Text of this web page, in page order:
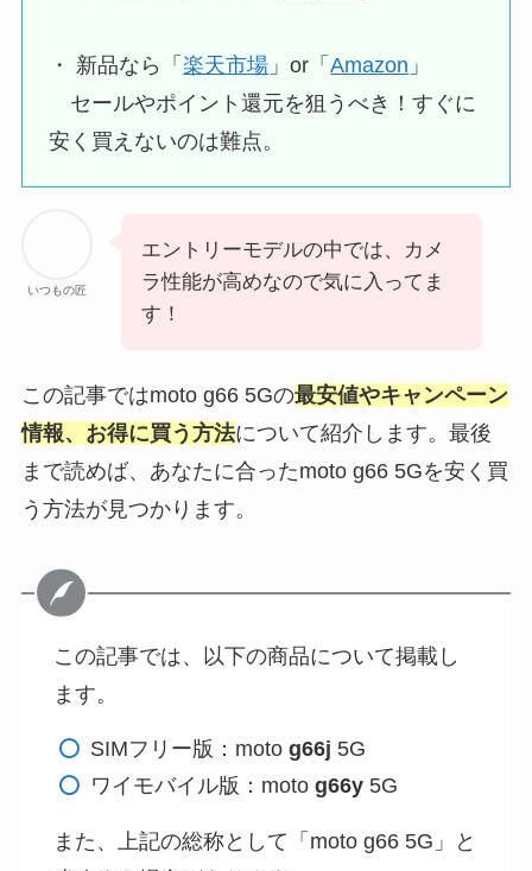
・ 新品なら「楽天市場 」or「Amazon 」
セールやポイント還元を狙うべき！すぐに
安く買えないのは難点。
いつもの匠
エントリーモデルの中では、カメ
ラ性能が高めなので気に入ってま
す！
この記事ではmoto g66 5Gの最安値やキャンペーン
情報、お得に買う方法について紹介します。最後
まで読めば、あなたに合ったmoto g66 5Gを安く買
う方法が見つかります。
この記事では、以下の商品について掲載し
ます。
SIMフリー版：motog66j 5G
ワイモバイル版：motog66y 5G
また、上記の総称として「moto g66 5G」と